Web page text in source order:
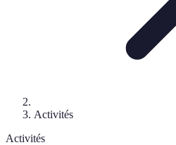
Activités
Activités